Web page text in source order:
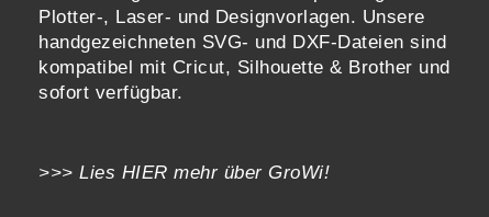
Plotter-, Laser- und Designvorlagen. Unsere
handgezeichneten SVG- und DXF-Dateien sind
kompatibel mit Cricut, Silhouette & Brother und
sofort verfügbar.
>>> Lies HIER mehr über GroWi!